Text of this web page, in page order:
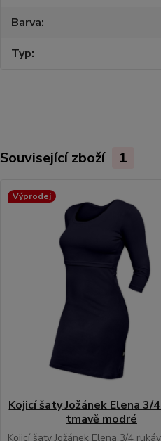
Barva
Typ
Související zboží 1
Výprodej
Kojicí šaty Jožánek Elena 3/
tmavě modré
Kojicí šaty Jožánek Elena 3/4